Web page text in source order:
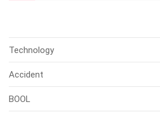
Technology
Accident
BOOL